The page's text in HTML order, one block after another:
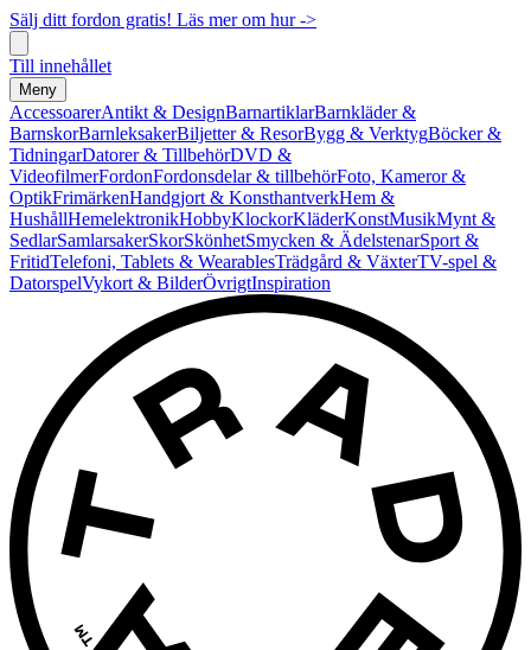
Sälj ditt fordon gratis! Läs mer om hur ->
Till innehållet
Meny
AccessoarerAntikt & DesignBarnartiklarBarnkläder &
BarnskorBarnleksakerBiljetter & ResorBygg & VerktygBöcker &
TidningarDatorer & TillbehörDVD &
VideofilmerFordonFordonsdelar & tillbehörFoto, Kameror &
OptikFrimärkenHandgjort & KonsthantverkHem &
HushållHemelektronikHobbyKlockorKläderKonstMusikMynt &
SedlarSamlarsakerSkorSkönhetSmycken & ÄdelstenarSport &
FritidTelefoni, Tablets & WearablesTrädgård & VäxterTV-spel &
DatorspelVykort & BilderÖvrigtInspiration